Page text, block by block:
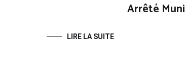
Arrêté
LIRE LA SUITE